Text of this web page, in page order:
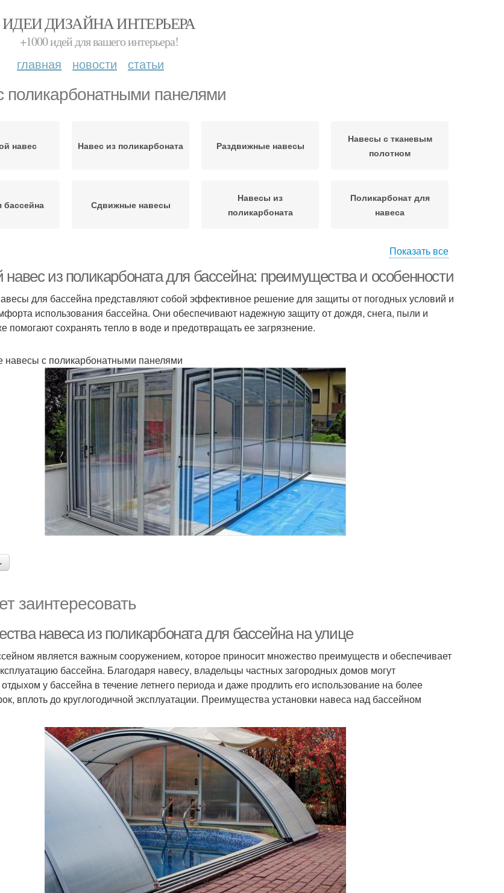
ИДЕИ ДИЗАЙНА ИНТЕРЬЕРА
+1000 идей для вашего интерьера!
главная новости статьи
поликарбонатными панелями
навес Навес из поликарбоната Раздвижные навесы
Навесы с тканевым
полотном
бассейна Сдвижные навесы
Навесы из
поликарбоната
Поликарбонат для
навеса
Показать все
из поликарбоната для бассейна: преимущества и особенности
для бассейна представляют собой эффективное решение для защиты от погодных условий и
использования бассейна. Они обеспечивают надежную защиту от дождя, снега, пыли и
помогают сохранять тепло в воде и предотвращать ее загрязнение.
навесы с поликарбонатными панелями
заинтересовать
навеса из поликарбоната для бассейна на улице
является важным сооружением, которое приносит множество преимуществ и обеспечивает
бассейна. Благодаря навесу, владельцы частных загородных домов могут
у бассейна в течение летнего периода и даже продлить его использование на более
вплоть до круглогодичной эксплуатации. Преимущества установки навеса над бассейном